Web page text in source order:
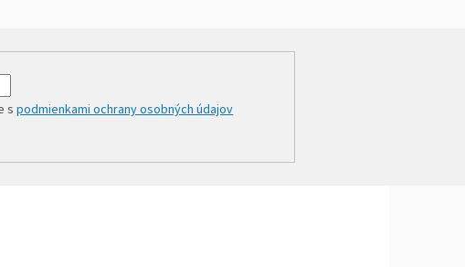
spodmienkami ochrany osobných údajov